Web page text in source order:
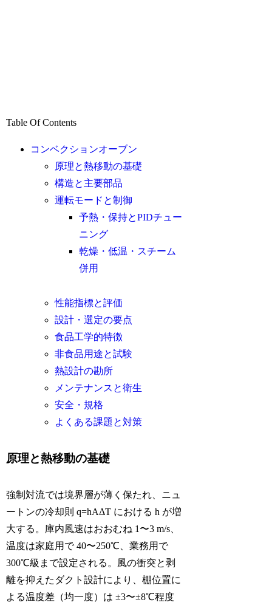
Table Of Contents
コンベクションオーブン
原理と熱移動の基礎
構造と主要部品
運転モードと制御
予熱・保持とPIDチュー
ニング
乾燥・低温・スチーム
併用
性能指標と評価
設計・選定の要点
食品工学的特徴
非食品用途と試験
熱設計の勘所
メンテナンスと衛生
安全・規格
よくある課題と対策
原理と熱移動の基礎
強制対流では境界層が薄く保たれ、ニュ
ートンの冷却則 q=hAΔT における h が増
大する。庫内風速はおおむね 1〜3 m/s、
温度は家庭用で 40〜250℃、業務用で
300℃級まで設定される。風の衝突と剥
離を抑えたダクト設計により、棚位置に
よる温度差（均一度）は ±3〜±8℃程度